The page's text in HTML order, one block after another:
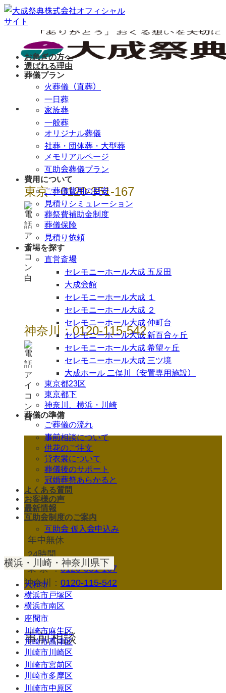
Skip
to
content
年中無休 / 24時
東京：0120-351-167
神奈川：0120-115-542
年中無休
24時間
東京：0120-351-167
神奈川： 0120-115-542
事前相談
お急ぎの方へ
選ばれる理由
葬儀プラン
火葬儀（直葬）
一日葬
家族葬
一般葬
オリジナル葬儀
社葬・団体葬・大型葬
メモリアルページ
互助会葬儀プラン
費用について
ご葬儀費用の目安
見積りシミュレーション
葬祭費補助金制度
葬儀保険
見積り依頼
斎場を探す
直営斎場
セレモニーホール大成 五反田
大成会館
セレモニーホール大成 １
セレモニーホール大成 ２
セレモニーホール大成 仲町台
セレモニーホール大成 新百合ヶ丘
セレモニーホール大成 希望ヶ丘
セレモニーホール大成 三ツ境
大成ホール 二俣川（安置専用施設）
東京都23区
東京都下
神奈川、横浜・川崎
葬儀の準備
ご葬儀の流れ
事前相談について
供花のご注文
貸衣裳について
葬儀後のサポート
冠婚葬祭あらかると
よくある質問
お客様の声
最新情報
互助会制度のご案内
互助会 仮入会申込み
横浜・川崎・神奈川県下
大和市
横浜市戸塚区
横浜市南区
座間市
川崎市麻生区
川崎市高津区
川崎市川崎区
川崎市宮前区
川崎市多摩区
川崎市中原区